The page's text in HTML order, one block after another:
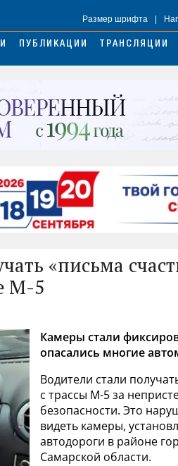
Размер шрифта
ПУБЛИКАЦИИ ТРАНСЛЯЦИИ
«письма
М-5
Камеры стали
опасались многие
Водители стали
с трассы М-5 за
безопасности. Это
видеть камеры,
автодороги в районе
Самарской области.